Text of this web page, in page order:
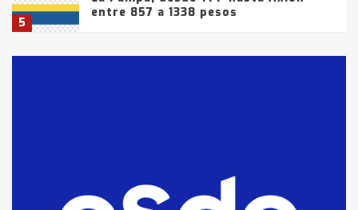
5
entre 857 a 1338 pesos
fueron detenidos por
comercialización de drogas en la
tarde del sábado